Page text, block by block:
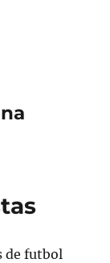
de futbol